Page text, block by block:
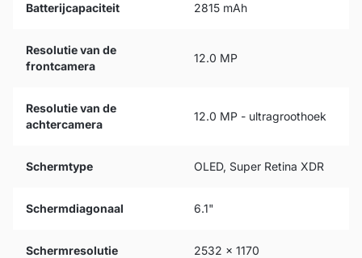
Batterijcapaciteit 2815 mAh
Resolutie van de
frontcamera
12.0 MP
Resolutie van de
achtercamera
12.0 MP - ultragroothoek
Schermtype OLED, Super Retina XDR
Schermdiagonaal 6.1"
Schermresolutie 2532 x 1170